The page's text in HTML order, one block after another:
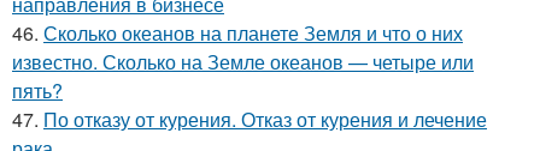
46. Сколько океанов на планете Земля и что о них
известно. Сколько на Земле океанов — четыре или
пять?
47. По отказу от курения. Отказ от курения и лечение